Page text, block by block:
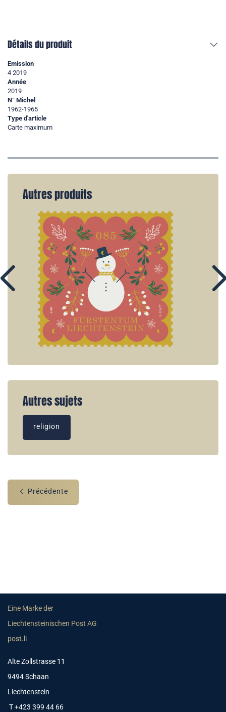
Détails du produit
Emission
4 2019
Année
2019
N° Michel
1962-1965
Type d'article
Carte maximum
Autres produits
Autres sujets
religion
Précédente
Eine Marke der
Liechtensteinischen Post AG
post.li
Alte Zollstrasse 11
9494 Schaan
Liechtenstein
T +423 399 44 66